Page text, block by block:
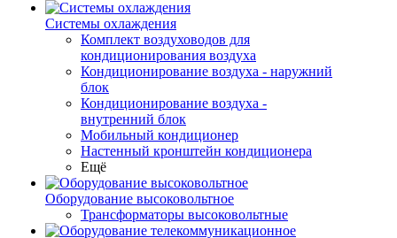
Системы охлаждения
Комплект воздуховодов для
кондиционирования воздуха
Кондиционирование воздуха - наружний
блок
Кондиционирование воздуха -
внутренний блок
Мобильный кондиционер
Настенный кронштейн кондиционера
Ещё
Оборудование высоковольтное
Трансформаторы высоковольтные